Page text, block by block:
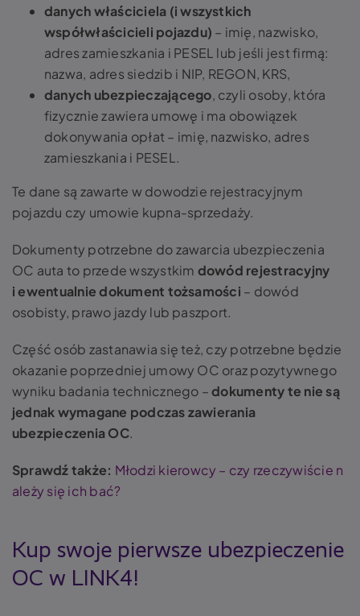
danych właściciela (i wszystkich
współwłaścicieli pojazdu) – imię, nazwisko,
adres zamieszkania i PESEL lub jeśli jest firmą:
nazwa, adres siedzib i NIP, REGON, KRS,
danych ubezpieczającego, czyli osoby, która
fizycznie zawiera umowę i ma obowiązek
dokonywania opłat – imię, nazwisko, adres
zamieszkania i PESEL.
Te dane są zawarte w dowodzie rejestracyjnym
pojazdu czy umowie kupna-sprzedaży.
Dokumenty potrzebne do zawarcia ubezpieczenia
OC auta to przede wszystkim dowód rejestracyjny
i ewentualnie dokument tożsamości – dowód
osobisty, prawo jazdy lub paszport.
Część osób zastanawia się też, czy potrzebne będzie
okazanie poprzedniej umowy OC oraz pozytywnego
wyniku badania technicznego –dokumenty te nie są
jednak wymagane podczas zawierania
ubezpieczenia OC.
Sprawdź także: Młodzi kierowcy – czy rzeczywiście n
ależy się ich bać?
Kup swoje pierwsze ubezpieczenie
OC w LINK4!